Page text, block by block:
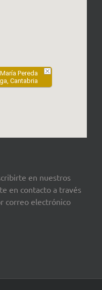
Pereda
Cantabria
en nuestros
en contacto a través
correo electrónico